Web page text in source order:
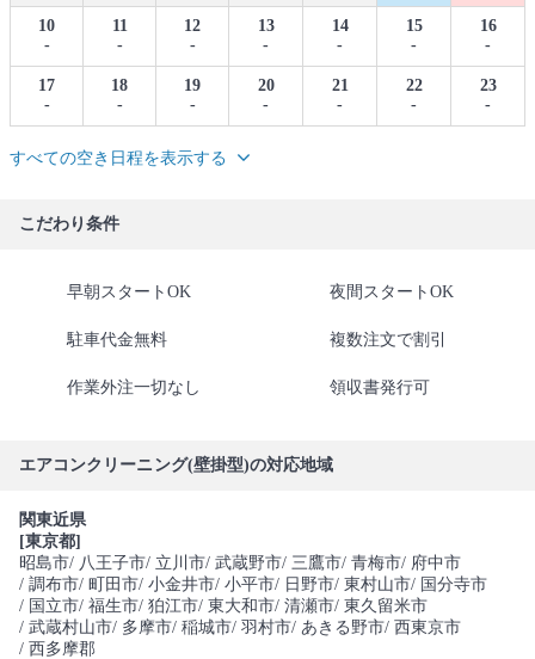
10
-
11
-
12
-
13
-
14
-
15
-
16
-
17
-
18
-
19
-
20
-
21
-
22
-
23
-
すべての空き日程を表示する
こだわり条件
早朝スタートOK 夜間スタートOK
駐車代金無料 複数注文で割引
作業外注一切なし 領収書発行可
エアコンクリーニング(壁掛型)の対応地域
関東近県
[東京都]
昭島市/ 八王子市/ 立川市/ 武蔵野市/ 三鷹市/ 青梅市/ 府中市
/ 調布市/ 町田市/ 小金井市/ 小平市/ 日野市/ 東村山市/ 国分寺市
/ 国立市/ 福生市/ 狛江市/ 東大和市/ 清瀬市/ 東久留米市
/ 武蔵村山市/ 多摩市/ 稲城市/ 羽村市/ あきる野市/ 西東京市
/ 西多摩郡